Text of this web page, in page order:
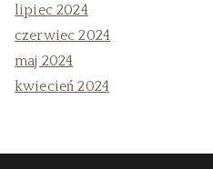
lipiec 2024
czerwiec 2024
maj 2024
kwiecień 2024